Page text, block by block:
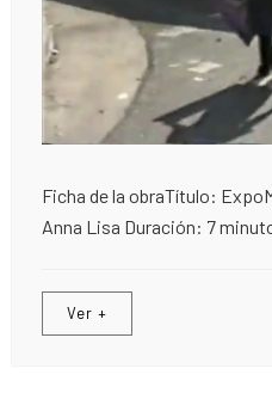
Ficha de la obraTítulo:
Anna Lisa Duración: 7
Ver +